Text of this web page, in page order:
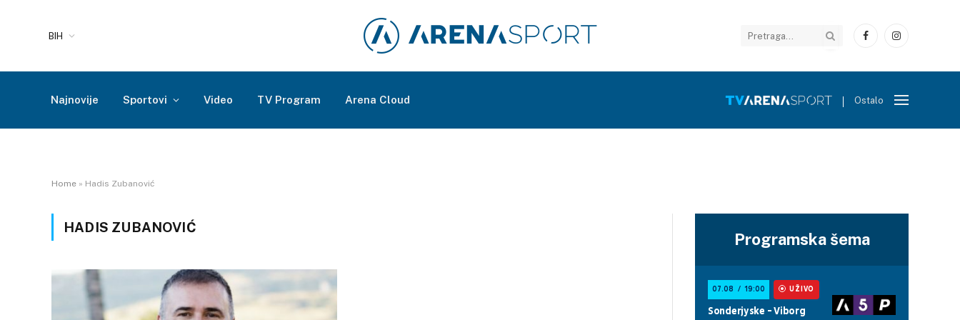
BIH
FacebookInstagram
Najnovije Sportovi Video TV Program Arena Cloud Ostalo
Home » Hadis Zubanović
HADIS ZUBANOVIĆ
Programska šema